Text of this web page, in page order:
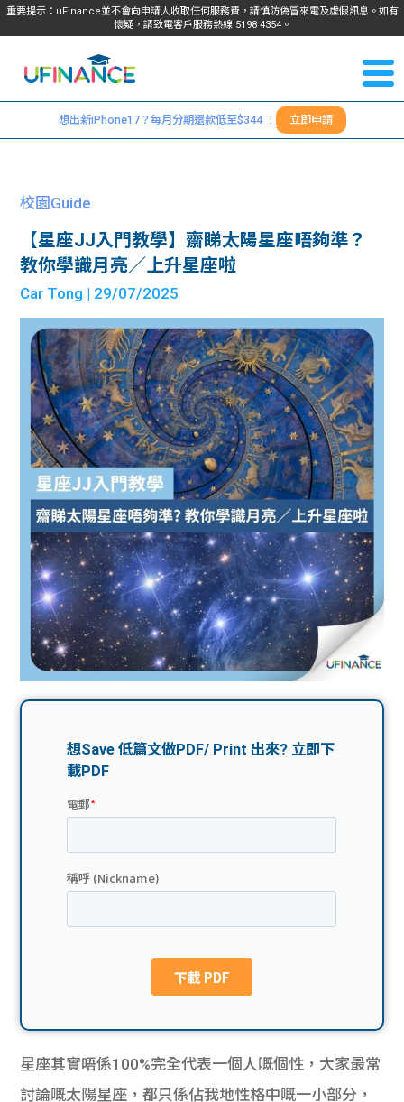
重要提示：uFinance並不會向申請人收取任何服務費，請慎防偽冒來電及虛假訊息。如有
懷疑，請致電客戶服務熱線 5198 4354。
我們
服務
學生
貸款
貸款
計算
機
學生
故事
分享
大學
生學
貸款
網上
私人
貸款
學生
資訊
Blog
大專
生筍
工推
介
搵工
Gui
de
ge
校園
Gui
理財
常見
問題
學生
福利
uFina
nce
校園
贊助
聯絡
我們
們
＋
想出新iPhone17？每月分期還款低至$344 ！ 立即申請
校園Guide
【星座JJ入門教學】齋睇太陽星座唔夠準？
教你學識月亮／上升星座啦
Car Tong | 29/07/2025
星座其實唔係100%完全代表一個人嘅個性，大家最常
討論嘅太陽星座，都只係佔我地性格中嘅一小部分，